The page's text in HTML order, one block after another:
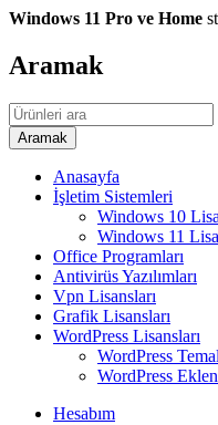
Windows 11 Pro ve Home
Aramak
Anasayfa
İşletim Sistemleri
Windows 10
Windows 11
Office Programları
Antivirüs Yazılımları
Vpn Lisansları
Grafik Lisansları
WordPress Lisansları
WordPress
WordPress
Hesabım